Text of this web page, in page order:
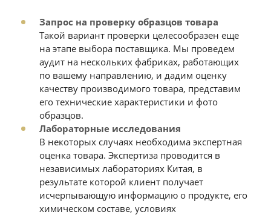
Запрос на проверку образцов товара
Такой вариант проверки целесообразен еще
на этапе выбора поставщика. Мы проведем
аудит на нескольких фабриках, работающих
по вашему направлению, и дадим оценку
качеству производимого товара, представим
его технические характеристики и фото
образцов.
Лабораторные исследования
В некоторых случаях необходима экспертная
оценка товара. Экспертиза проводится в
независимых лабораториях Китая, в
результате которой клиент получает
исчерпывающую информацию о продукте, его
химическом составе, условиях